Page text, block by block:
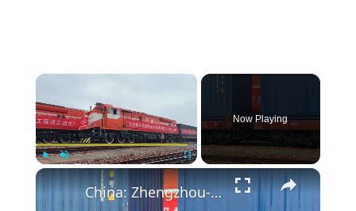
×
Play Unmute
Now Playing
×
China: Zhengzhou-Moscow mail-express train service opens.